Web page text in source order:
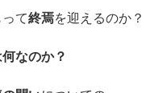
って終焉を迎えるのか？
なのか？